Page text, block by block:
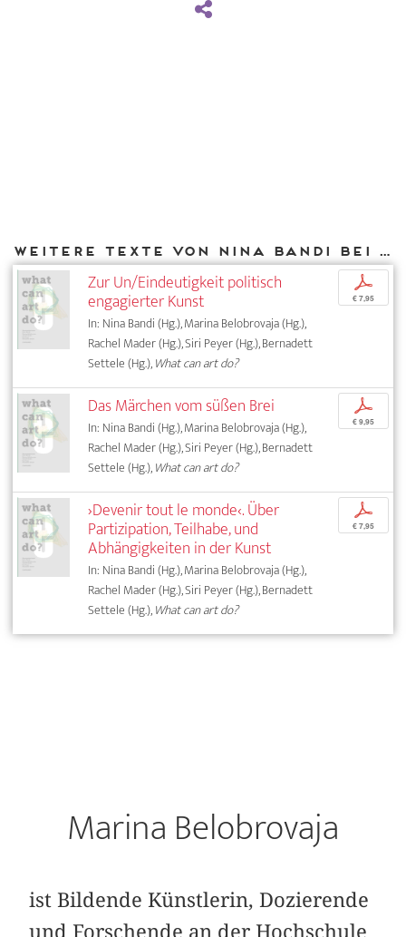
Weitere Texte von Nina Bandi bei DIAPHANES
Zur Un/Eindeutigkeit politisch
engagierter Kunst
In: Nina Bandi (Hg.), Marina Belobrovaja (Hg.),
Rachel Mader (Hg.), Siri Peyer (Hg.), Bernadett
Settele (Hg.),What can art do?
p
€ 7,95
Das Märchen vom süßen Brei
In: Nina Bandi (Hg.), Marina Belobrovaja (Hg.),
Rachel Mader (Hg.), Siri Peyer (Hg.), Bernadett
Settele (Hg.),What can art do?
p
€ 9,95
›Devenir tout le monde‹. Über
Partizipation, Teilhabe, und
Abhängigkeiten in der Kunst
In: Nina Bandi (Hg.), Marina Belobrovaja (Hg.),
Rachel Mader (Hg.), Siri Peyer (Hg.), Bernadett
Settele (Hg.),What can art do?
p
€ 7,95
Marina Belobrovaja
ist Bildende Künstlerin, Dozierende
und Forschende an der Hochschule